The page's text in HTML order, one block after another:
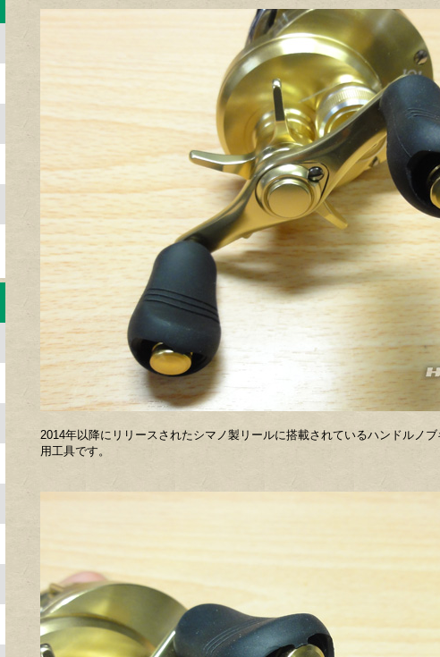
2014年以降にリリースされたシマノ製リールに搭載されているハンドルノ
用工具です。